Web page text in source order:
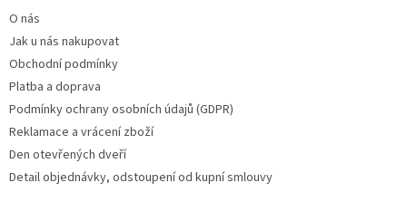
O nás
Jak u nás nakupovat
Obchodní podmínky
Platba a doprava
Podmínky ochrany osobních údajů (GDPR)
Reklamace a vrácení zboží
Den otevřených dveří
Detail objednávky, odstoupení od kupní smlouvy